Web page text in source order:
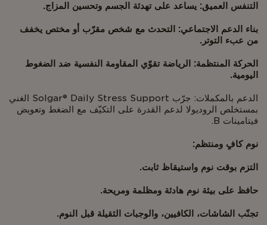
التنفس العميق: يساعد على تهدئة الجسم وتحسين المزاج.
بناء الدعم الاجتماعي: التحدث مع شخص مقرّب أو مختص يخفف
من عبء التوتر.
الحركة المنتظمة: الرياضة تقوّي المقاومة النفسية ضد الضغوط
اليومية.
الدعم بالمكملات: جرّب Solgar® Daily Stress Support الغني
بمستخلص الروديولا لدعم القدرة على التكيّف مع الضغط وتعويض
فيتامينات B.
نوم كافٍ ومنتظم:
التزم بوقت نوم واستيقاظ ثابت.
حافظ على بيئة نوم هادئة ومظلمة ومريحة.
تجنّب الشاشات، الكافيين، والوجبات الثقيلة قبل النوم.